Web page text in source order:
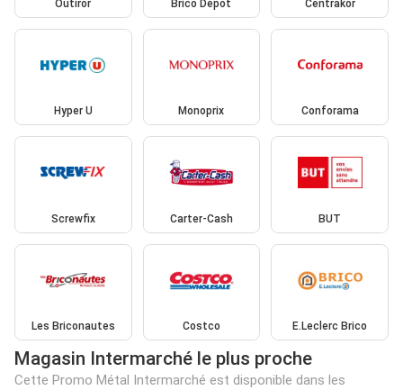
Outiror Brico Dépôt Centrakor
Hyper U Monoprix Conforama
Screwfix Carter-Cash BUT
Les Briconautes Costco E.Leclerc Brico
Magasin Intermarché le plus proche
Cette Promo Métal Intermarché est disponible dans les